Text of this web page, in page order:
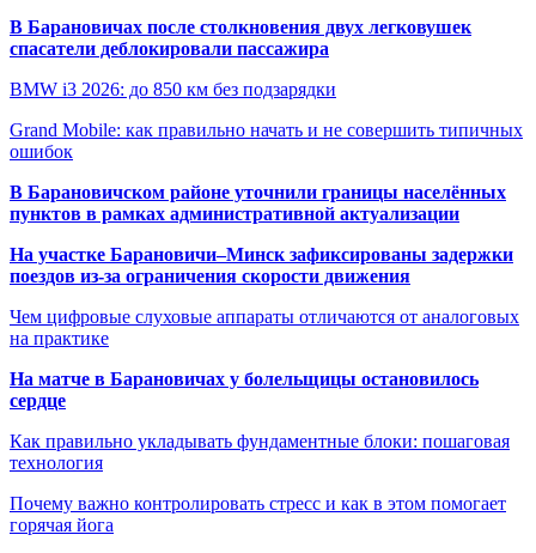
В Барановичах после столкновения двух легковушек
спасатели деблокировали пассажира
BMW i3 2026: до 850 км без подзарядки
Grand Mobile: как правильно начать и не совершить типичных
ошибок
В Барановичском районе уточнили границы населённых
пунктов в рамках административной актуализации
На участке Барановичи–Минск зафиксированы задержки
поездов из-за ограничения скорости движения
Чем цифровые слуховые аппараты отличаются от аналоговых
на практике
На матче в Барановичах у болельщицы остановилось
сердце
Как правильно укладывать фундаментные блоки: пошаговая
технология
Почему важно контролировать стресс и как в этом помогает
горячая йога